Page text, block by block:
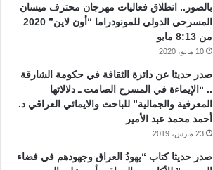
بالصور.. انطلاق فعاليات مهرجان محترف ميسان
المسرحي الدولي للمونودراما “أون لاين” 2020
من 8:13 مايو
10 مايو، 2020
صدر حديثا عن دائرة الثقافة في حكومة الشارقة
.. “الإيماءة في المسرح الصامت ـ دلالاتها
المعرفية والجمالية” للباحث والايمائي العراقي د.
أحمد محمد عبد الأمير
23 مارس، 2019
صدر حديثا كتاب “يهودُ العراق وجهودهم في فضاء